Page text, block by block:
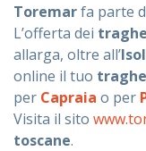
Toremarfa parte
L’offerta dei
allarga, oltre all’
online il tuo
per Capraia o per
Visita il sito
toscane.